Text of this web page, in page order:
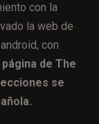
con la
la web de
con
de The
se